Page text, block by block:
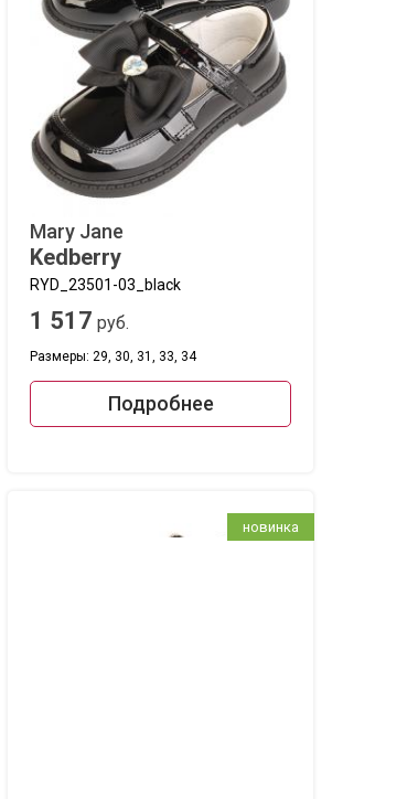
Mary Jane
Kedberry
RYD_23501-03_black
1 517 руб.
Размеры: 29, 30, 31, 33, 34
Подробнее
новинка